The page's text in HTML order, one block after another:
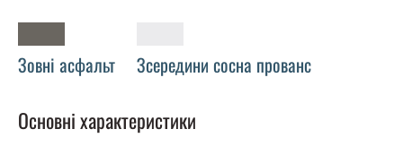
Зовні асфальт Зсередини сосна прованс
Основні характеристики